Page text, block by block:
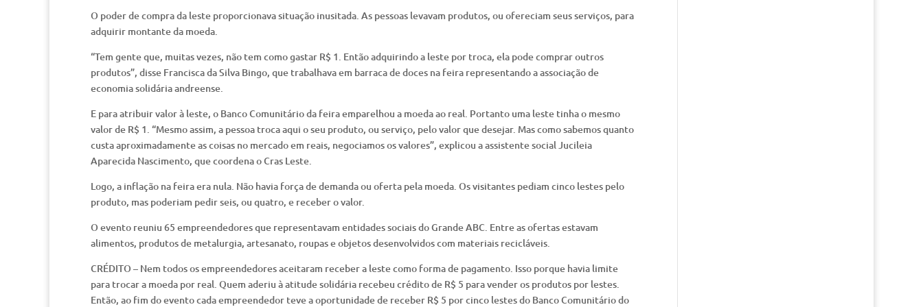
O poder de compra da leste proporcionava situação inusitada. As pessoas levavam produtos, ou ofereciam seus serviços, para
adquirir montante da moeda.
“Tem gente que, muitas vezes, não tem como gastar R$ 1. Então adquirindo a leste por troca, ela pode comprar outros
produtos”, disse Francisca da Silva Bingo, que trabalhava em barraca de doces na feira representando a associação de
economia solidária andreense.
E para atribuir valor à leste, o Banco Comunitário da feira emparelhou a moeda ao real. Portanto uma leste tinha o mesmo
valor de R$ 1. “Mesmo assim, a pessoa troca aqui o seu produto, ou serviço, pelo valor que desejar. Mas como sabemos quanto
custa aproximadamente as coisas no mercado em reais, negociamos os valores”, explicou a assistente social Jucileia
Aparecida Nascimento, que coordena o Cras Leste.
Logo, a inflação na feira era nula. Não havia força de demanda ou oferta pela moeda. Os visitantes pediam cinco lestes pelo
produto, mas poderiam pedir seis, ou quatro, e receber o valor.
O evento reuniu 65 empreendedores que representavam entidades sociais do Grande ABC. Entre as ofertas estavam
alimentos, produtos de metalurgia, artesanato, roupas e objetos desenvolvidos com materiais recicláveis.
CRÉDITO – Nem todos os empreendedores aceitaram receber a leste como forma de pagamento. Isso porque havia limite
para trocar a moeda por real. Quem aderiu à atitude solidária recebeu crédito de R$ 5 para vender os produtos por lestes.
Então, ao fim do evento cada empreendedor teve a oportunidade de receber R$ 5 por cinco lestes do Banco Comunitário do